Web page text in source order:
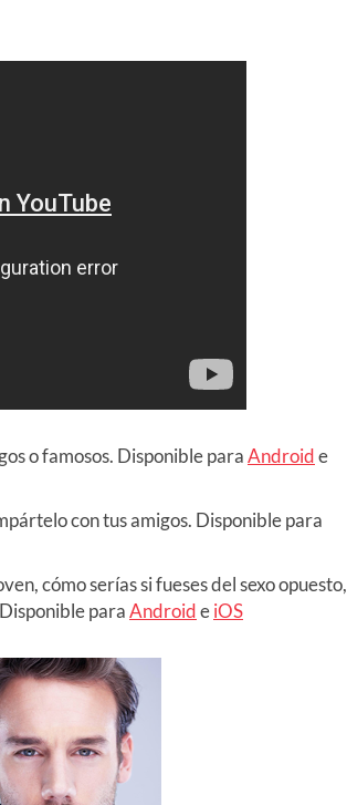
o famosos. Disponible paraAndroide
con tus amigos. Disponible para
cómo serías si fueses del sexo opuesto,
paraAndroideiOS